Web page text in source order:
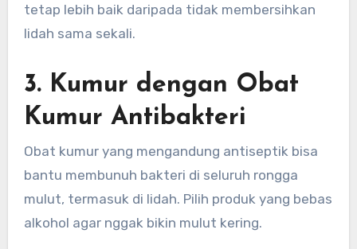
tetap lebih baik daripada tidak membersihkan
lidah sama sekali.
3. Kumur dengan Obat
Kumur Antibakteri
Obat kumur yang mengandung antiseptik bisa
bantu membunuh bakteri di seluruh rongga
mulut, termasuk di lidah. Pilih produk yang bebas
alkohol agar nggak bikin mulut kering.